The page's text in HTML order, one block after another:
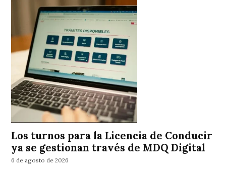
Los turnos para la Licencia de Conducir
ya se gestionan través de MDQ Digital
6 de agosto de 2026